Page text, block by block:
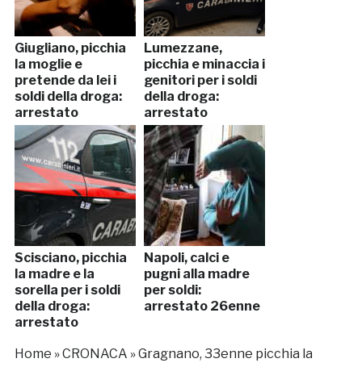
Giugliano, picchia
la moglie e
pretende da lei i
soldi della droga:
arrestato
Lumezzane,
picchia e minaccia i
genitori per i soldi
della droga:
arrestato
Scisciano, picchia
la madre e la
sorella per i soldi
della droga:
arrestato
Napoli, calci e
pugni alla madre
per soldi:
arrestato 26enne
Home »CRONACA »Gragnano, 33enne picchia la